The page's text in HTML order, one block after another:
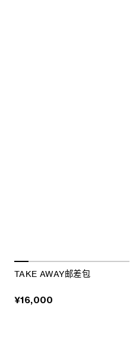
TAKE AWAY邮差包
¥16,000